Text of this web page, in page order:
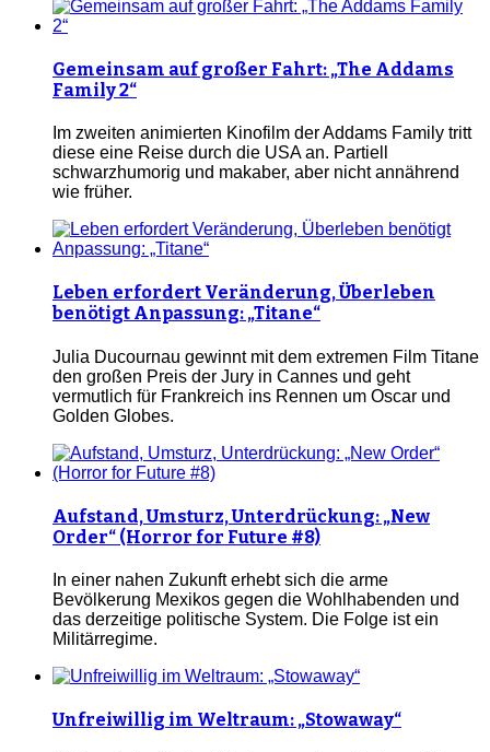
Gemeinsam auf großer Fahrt: „The Addams
Family 2“
Im zweiten animierten Kinofilm der Addams Family tritt
diese eine Reise durch die USA an. Partiell
schwarzhumorig und makaber, aber nicht annährend
wie früher.
Leben erfordert Veränderung, Überleben
benötigt Anpassung: „Titane“
Julia Ducournau gewinnt mit dem extremen Film Titane
den großen Preis der Jury in Cannes und geht
vermutlich für Frankreich ins Rennen um Oscar und
Golden Globes.
Aufstand, Umsturz, Unterdrückung: „New
Order“ (Horror for Future #8)
In einer nahen Zukunft erhebt sich die arme
Bevölkerung Mexikos gegen die Wohlhabenden und
das derzeitige politische System. Die Folge ist ein
Militärregime.
Unfreiwillig im Weltraum: „Stowaway“